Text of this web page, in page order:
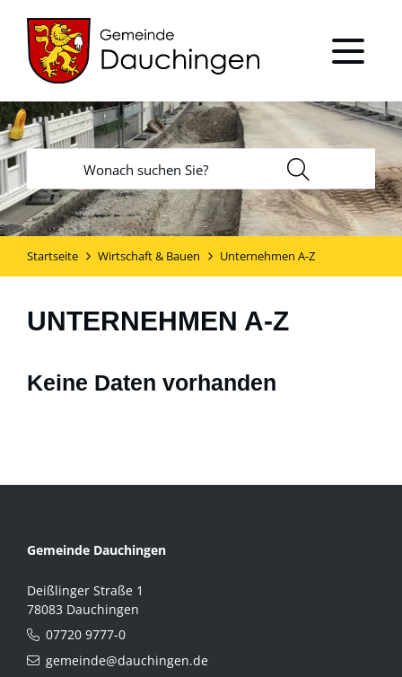
Startseite Wirtschaft & Bauen Unternehmen A-Z
UNTERNEHMEN A-Z
Keine Daten vorhanden
Gemeinde Dauchingen
Deißlinger Straße 1
78083 Dauchingen
07720 9777-0
gemeinde@dauchingen.de